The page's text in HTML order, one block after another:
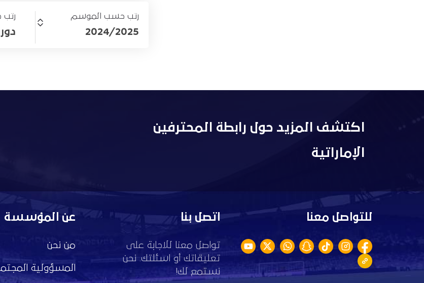
رتب حسب الموسم
2024/2025
اكتشف المزيد حول رابطة المحترفين
الإماراتية
للتواصل معنا اتصل بنا
تواصل معنا للاجابة على
تعليقاتك أو اسئلتك. نحن
نستمع لك!
عن المؤسسة
من نحن
المسؤولية